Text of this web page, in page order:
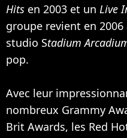
Hits en 2003 et un Live
groupe revient en
studio Stadium
pop.
Avec leur
nombreux Grammy
Brit Awards, les Red